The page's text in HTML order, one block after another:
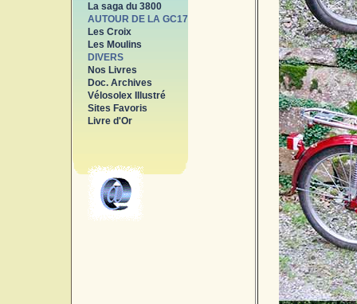
La saga du 3800
AUTOUR DE LA GC17
Les Croix
Les Moulins
DIVERS
Nos Livres
Doc. Archives
Vélosolex Illustré
Sites Favoris
Livre d'Or